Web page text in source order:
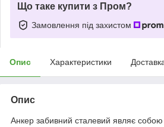
Що таке купити з Пром?
Замовлення під захистом
Опис Характеристики
Опис
Анкер забивний сталевий являє